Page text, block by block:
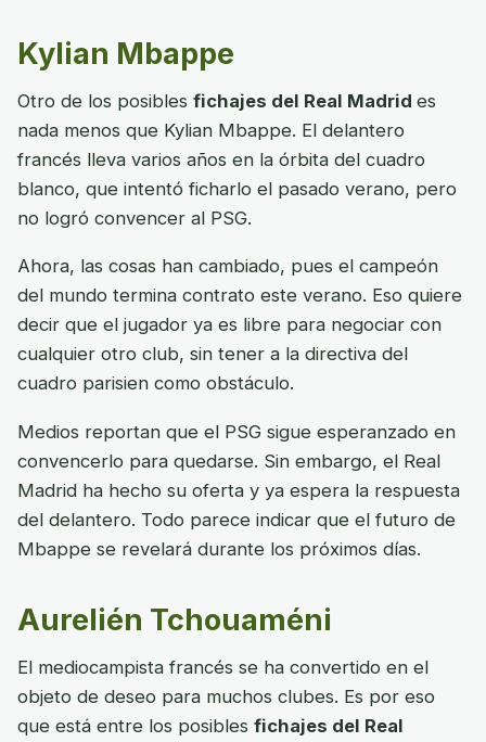
Kylian Mbappe
Otro de los posibles fichajes del Real Madrid es
nada menos que Kylian Mbappe. El delantero
francés lleva varios años en la órbita del cuadro
blanco, que intentó ficharlo el pasado verano, pero
no logró convencer al PSG.
Ahora, las cosas han cambiado, pues el campeón
del mundo termina contrato este verano. Eso quiere
decir que el jugador ya es libre para negociar con
cualquier otro club, sin tener a la directiva del
cuadro parisien como obstáculo.
Medios reportan que el PSG sigue esperanzado en
convencerlo para quedarse. Sin embargo, el Real
Madrid ha hecho su oferta y ya espera la respuesta
del delantero. Todo parece indicar que el futuro de
Mbappe se revelará durante los próximos días.
Aurelién Tchouaméni
El mediocampista francés se ha convertido en el
objeto de deseo para muchos clubes. Es por eso
que está entre los posibles fichajes del Real